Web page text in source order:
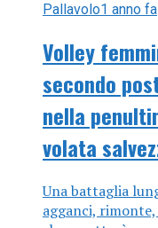
Pallavolo1 anno fa
Volley
secondo
nella
volata
Una battaglia
agganci,